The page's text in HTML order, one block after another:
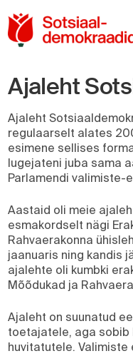
Ajaleht
Ajaleht
regulaarselt alates
esimene sellises
lugejateni juba sama
Parlamendi valimiste-
Aastaid oli meie
esmakordselt nägi
Rahvaerakonna
jaanuaris ning kandis
ajalehte oli kumbki
Mõõdukad ja
Ajaleht on suunatud
toetajatele, aga sobib
huvitatutele. Valimiste